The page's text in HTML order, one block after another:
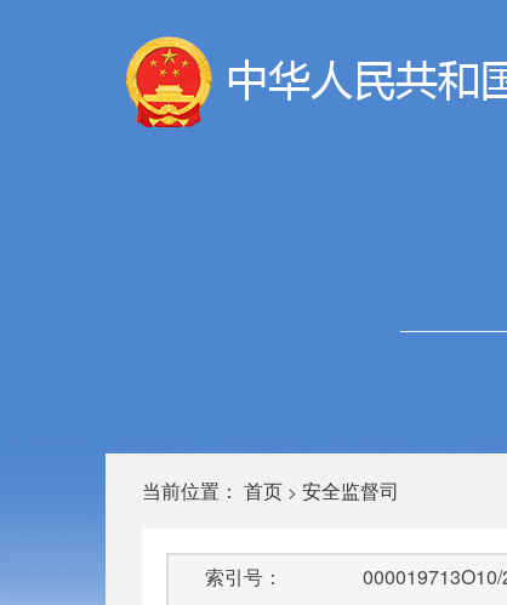
当前位置： 首页 > 安全监督司
索引号：